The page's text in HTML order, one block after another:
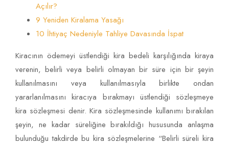
Açılır?
9 Yeniden Kiralama Yasağı
10 İhtiyaç Nedeniyle Tahliye Davasında İspat
Kiracının ödemeyi üstlendiği kira bedeli karşılığında kiraya
verenin, belirli veya belirli olmayan bir süre için bir şeyin
kullanılmasını veya kullanılmasıyla birlikte ondan
yararlanılmasını kiracıya bırakmayı üstlendiği sözleşmeye
kira sözleşmesi denir. Kira sözleşmesinde kullanımı bırakılan
şeyin, ne kadar süreliğine bırakıldığı hususunda anlaşma
bulunduğu takdirde bu kira sözleşmelerine “Belirli süreli kira